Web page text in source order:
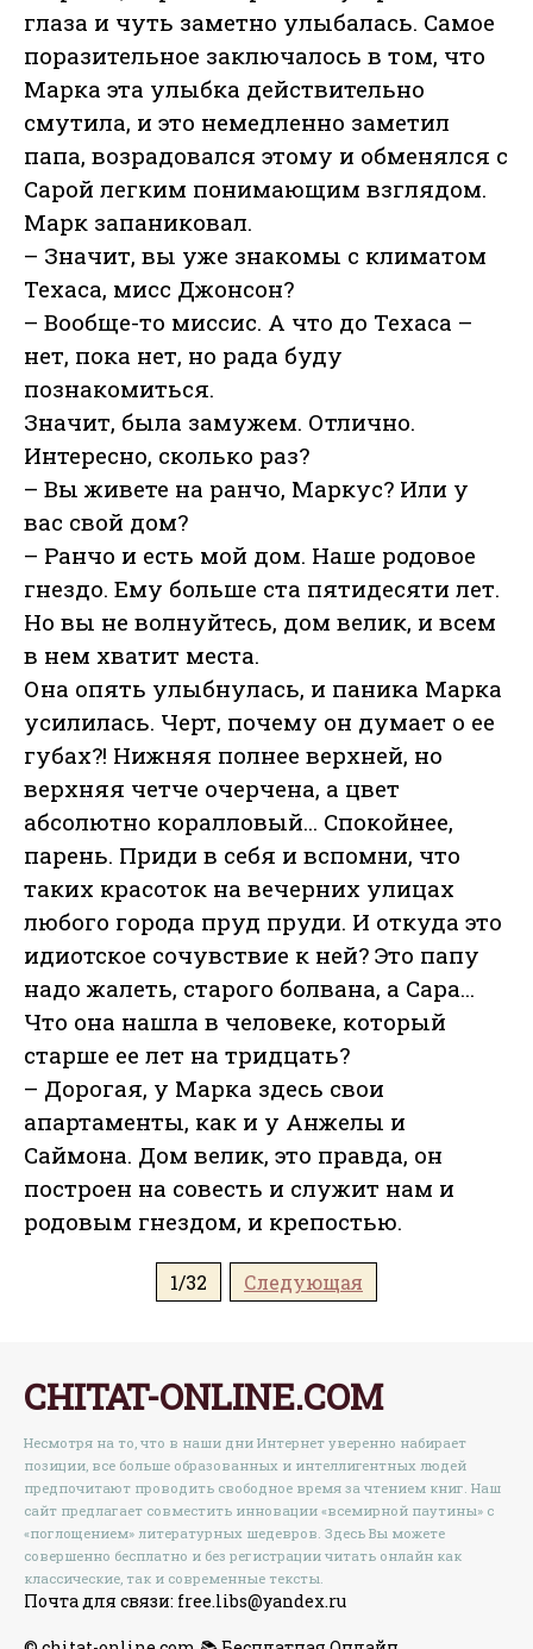
глаза и чуть заметно улыбалась. Самое
поразительное заключалось в том, что
Марка эта улыбка действительно
смутила, и это немедленно заметил
папа, возрадовался этому и обменялся с
Сарой легким понимающим взглядом.
Марк запаниковал.
– Значит, вы уже знакомы с климатом
Техаса, мисс Джонсон?
– Вообще-то миссис. А что до Техаса –
нет, пока нет, но рада буду
познакомиться.
Значит, была замужем. Отлично.
Интересно, сколько раз?
– Вы живете на ранчо, Маркус? Или у
вас свой дом?
– Ранчо и есть мой дом. Наше родовое
гнездо. Ему больше ста пятидесяти лет.
Но вы не волнуйтесь, дом велик, и всем
в нем хватит места.
Она опять улыбнулась, и паника Марка
усилилась. Черт, почему он думает о ее
губах?! Нижняя полнее верхней, но
верхняя четче очерчена, а цвет
абсолютно коралловый... Спокойнее,
парень. Приди в себя и вспомни, что
таких красоток на вечерних улицах
любого города пруд пруди. И откуда это
идиотское сочувствие к ней? Это папу
надо жалеть, старого болвана, а Сара...
Что она нашла в человеке, который
старше ее лет на тридцать?
– Дорогая, у Марка здесь свои
апартаменты, как и у Анжелы и
Саймона. Дом велик, это правда, он
построен на совесть и служит нам и
родовым гнездом, и крепостью.
1/32 Следующая
CHITAT-ONLINE.COM
Несмотря на то, что в наши дни Интернет уверенно набирает
позиции, все больше образованных и интеллигентных людей
предпочитают проводить свободное время за чтением книг. Наш
сайт предлагает совместить инновации «всемирной паутины» с
«поглощением» литературных шедевров. Здесь Вы можете
совершенно бесплатно и без регистрации читать онлайн как
классические, так и современные тексты.
Почта для связи: free.libs@yandex.ru